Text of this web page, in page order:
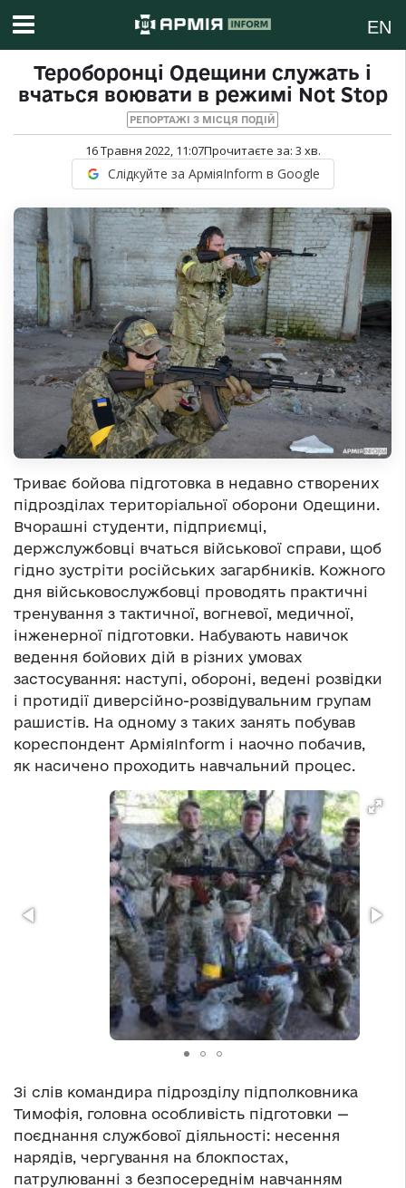
EN
Тероборонці Одещини служать і
вчаться воювати в режимі Not Stop
РЕПОРТАЖІ З МІСЦЯ ПОДІЙ
16 Травня 2022, 11:07Прочитаєте за: 3 хв.
Слідкуйте за АрміяInform в Google
Триває бойова підготовка в недавно створених
підрозділах територіальної оборони Одещини.
Вчорашні студенти, підприємці,
держслужбовці вчаться військової справи, щоб
гідно зустріти російських загарбників. Кожного
дня військовослужбовці проводять практичні
тренування з тактичної, вогневої, медичної,
інженерної підготовки. Набувають навичок
ведення бойових дій в різних умовах
застосування: наступі, обороні, ведені розвідки
і протидії диверсійно-розвідувальним групам
рашистів. На одному з таких занять побував
кореспондент АрміяInform і наочно побачив,
як насичено проходить навчальний процес.
Зі слів командира підрозділу підполковника
Тимофія, головна особливість підготовки —
поєднання службової діяльності: несення
нарядів, чергування на блокпостах,
патрулюванні з безпосереднім навчанням